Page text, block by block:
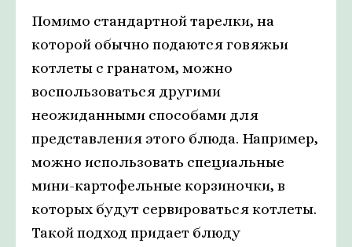
Помимо стандартной тарелки, на
которой обычно подаются говяжьи
котлеты с гранатом, можно
воспользоваться другими
неожиданными способами для
представления этого блюда. Например,
можно использовать специальные
мини-картофельные корзиночки, в
которых будут сервироваться котлеты.
Такой подход придает блюду